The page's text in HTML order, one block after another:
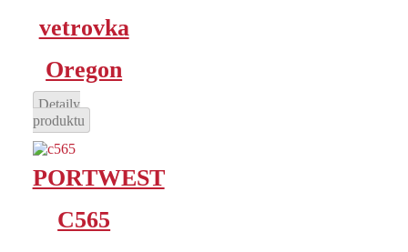
vetrovka
Oregon
Detaily
produktu
PORTWEST
C565